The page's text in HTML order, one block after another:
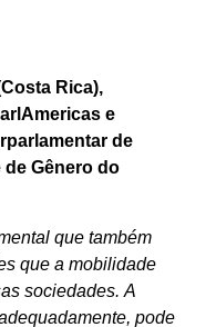
Rica),
e
de
de Gênero do
que também
que a mobilidade
sociedades. A
pode